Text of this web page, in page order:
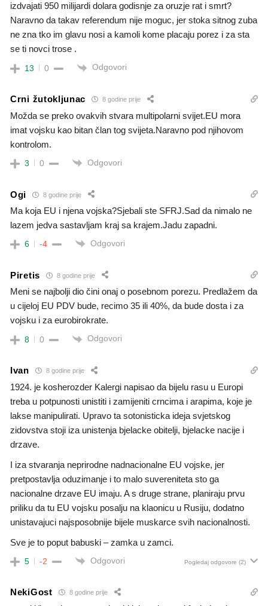
izdvajati 950 milijardi dolara godisnje za oruzje rat i smrt?
Naravno da takav referendum nije moguc, jer stoka sitnog zuba
ne zna tko im glavu nosi a kamoli kome placaju porez i za sta
se ti novci trose .
13 0 Odgovori
Crni žutokljunac 8 godine prije
Možda se preko ovakvih stvara multipolarni svijet.EU mora
imat vojsku kao bitan član tog svijeta.Naravno pod njihovom
kontrolom.
3 0 Odgovori
Ogi 8 godine prije
Ma koja EU i njena vojska?Sjebali ste SFRJ.Sad da nimalo ne
lazem jedva sastavljam kraj sa krajem.Jadu zapadni.
6 -4 Odgovori
Piretis 8 godine prije
Meni se najbolji dio čini onaj o posebnom porezu. Predlažem da
u cijeloj EU PDV bude, recimo 35 ili 40%, da bude dosta i za
vojsku i za eurobirokrate.
8 0 Odgovori
Ivan 8 godine prije
1924. je kosherozder Kalergi napisao da bijelu rasu u Europi
treba u potpunosti unistiti i zamijeniti crncima i arapima, koje je
lakse manipulirati. Upravo ta sotonisticka ideja svjetskog
zidovstva stoji iza unistenja bjelacke obitelji, bjelacke nacije i
drzave.
I iza stvaranja neprirodne nadnacionalne EU vojske, jer
pretpostavlja oduzimanje i to malo suvereniteta sto ga
nacionalne drzave EU imaju. A s druge strane, planiraju prvu
priliku da tu EU vojsku posalju na klaonicu u Rusiju, dodatno
unistavajuci najsposobnije bijele muskarce svih nacionalnosti.
Sve je to poput babuski – zamka u zamci.
5 -2 Odgovori Pogledaj odgovore (2)
NekiGost 8 godine prije